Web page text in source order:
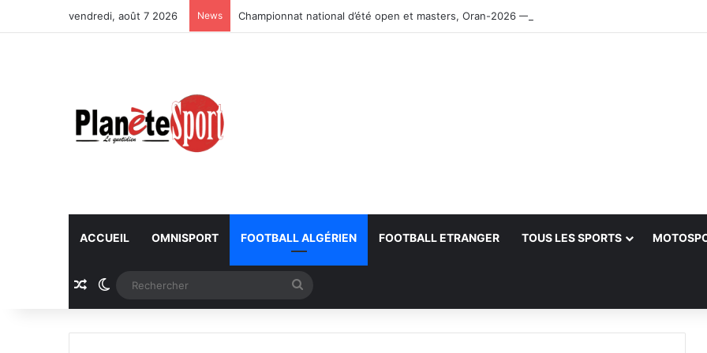
vendredi, août 7 2026 News Championnat national d’été open et masters, Oran-2026 — Le CRB s’adjuge le titre
ACCUEIL OMNISPORT FOOTBALL ALGÉRIEN FOOTBALL ETRANGER TOUS LES SPORTS
Article Aléatoire
Switch skin